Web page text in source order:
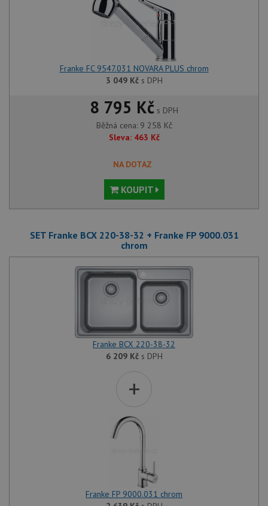
Franke FC 9547.031 NOVARA PLUS chrom
3 049 Kčs DPH
8 795 Kč s DPH
Běžná cena: 9 258 Kč
Sleva: 463 Kč
NA DOTAZ
KOUPIT
SET Franke BCX 220-38-32 + Franke FP 9000.031
chrom
Franke BCX 220-38-32
6 209 Kčs DPH
+
Franke FP 9000.031 chrom